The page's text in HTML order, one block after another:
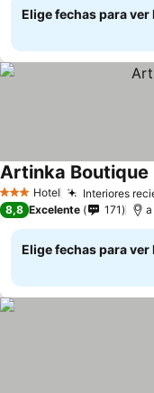
Elige fechas para
3 Estrellas
Hotel Interiores
Artinka Boutique
8,8 Excelente 171
Elige fechas para